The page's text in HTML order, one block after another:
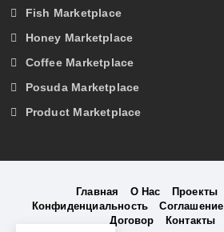
Fish Marketplace
Honey Marketplace
Coffee Marketplace
Posuda Marketplace
Product Marketplace
Главная О Нас Проекты
Конфиденциальность
Соглашение
Договор
Контакты